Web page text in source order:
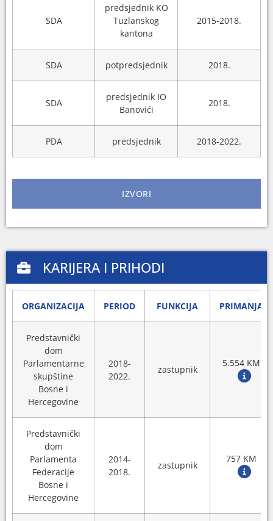
SDA
predsjednik KO
Tuzlanskog
kantona
2015-2018.
SDA potpredsjednik 2018.
SDA
predsjednik IO
Banovići
2018.
PDA predsjednik 2018-2022.
IZVORI
KARIJERA I PRIHODI
ORGANIZACIJA PERIOD FUNKCIJA PRIMANJA
Predstavnički
dom
Parlamentarne
skupštine
Bosne i
Hercegovine
2018-
2022.
zastupnik
5.554 KM
Predstavnički
dom
Parlamenta
Federacije
Bosne i
Hercegovine
2014-
2018.
zastupnik
757 KM